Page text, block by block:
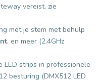
vereist, zie
met je stem met behulp
, en meer (2.4GHz
LED strips in professionele
besturing (DMX512 LED